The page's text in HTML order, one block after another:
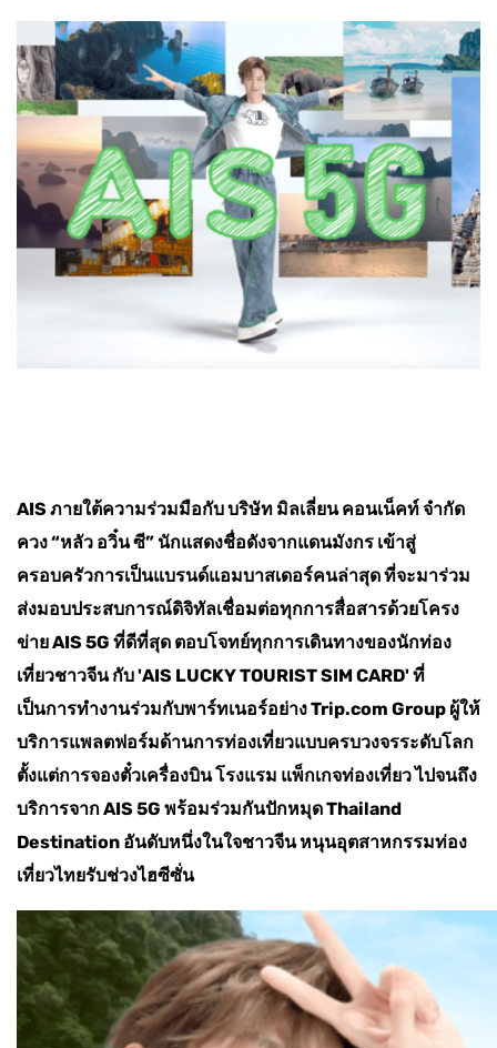
AIS ภายใต้ความร่วมมือกับ บริษัท มิลเลี่ยน คอนเน็คท์ จำกัด
ควง “หลัว อวิ๋น ซี” นักแสดงชื่อดังจากแดนมังกร เข้าสู่
ครอบครัวการเป็นแบรนด์แอมบาสเดอร์คนล่าสุด ที่จะมาร่วม
ส่งมอบประสบการณ์ดิจิทัลเชื่อมต่อทุกการสื่อสารด้วยโครง
ข่าย AIS 5G ที่ดีที่สุด ตอบโจทย์ทุกการเดินทางของนักท่อง
เที่ยวชาวจีน กับ 'AIS LUCKY TOURIST SIM CARD' ที่
เป็นการทำงานร่วมกับพาร์ทเนอร์อย่าง Trip.com Group ผู้ให้
บริการแพลตฟอร์มด้านการท่องเที่ยวแบบครบวงจรระดับโลก
ตั้งแต่การจองตั๋วเครื่องบิน โรงแรม แพ็กเกจท่องเที่ยว ไปจนถึง
บริการจาก AIS 5G พร้อมร่วมกันปักหมุด Thailand
Destination อันดับหนึ่งในใจชาวจีน หนุนอุตสาหกรรมท่อง
เที่ยวไทยรับช่วงไฮซีซั่น